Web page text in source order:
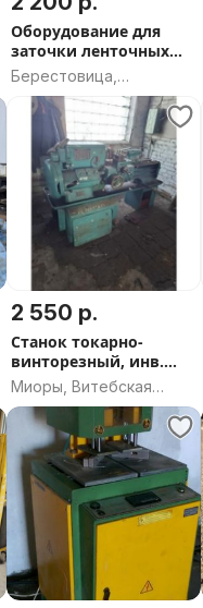
Оборудование для
заточки ленточных
пил
Берестовица,
Гродненская область
2 550 р.
Станок токарно-
винторезный, инв.
5026 (Витебская обл.,
Миорский р-н)
Миоры, Витебская
область